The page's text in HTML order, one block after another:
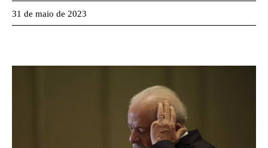
31 de maio de 2023